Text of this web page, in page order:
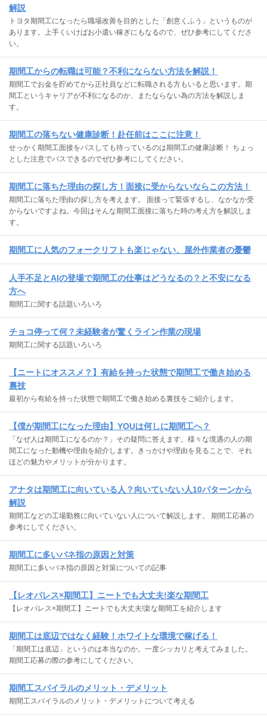
解説
トヨタ期間工になったら職場改善を目的とした「創意くふう」というものが
あります。上手くいけばお小遣い稼ぎにもなるので、ぜひ参考にしてくださ
い。
期間工からの転職は可能？不利にならない方法を解説！
期間工でお金を貯めてから正社員などに転職される方もいると思います。期
間工というキャリアが不利になるのか、またならない為の方法を解説しま
す。
期間工の落ちない健康診断！赴任前はここに注意！
せっかく期間工面接をパスしても待っているのは期間工の健康診断！ ちょっ
とした注意でパスできるのでぜひ参考にしてください。
期間工に落ちた理由の探し方！面接に受からないならこの方法！
期間工に落ちた理由の探し方を考えます。 面接って緊張するし、なかなか受
からないですよね。今回はそんな期間工面接に落ちた時の考え方を解説しま
す。
期間工に人気のフォークリフトも楽じゃない、屋外作業者の憂鬱
人手不足とAIの登場で期間工の仕事はどうなるの？と不安になる
方へ
期間工に関する話題いろいろ
チョコ停って何？未経験者が驚くライン作業の現場
期間工に関する話題いろいろ
【ニートにオススメ？】有給を持った状態で期間工で働き始める
裏技
最初から有給を持った状態で期間工で働き始める裏技をご紹介します。
【僕が期間工になった理由】YOUは何しに期間工へ？
「なぜ人は期間工になるのか？」その疑問に答えます。様々な境遇の人の期
間工になった動機や理由を紹介します。きっかけや理由を見ることで、それ
ほどの魅力やメリットが分かります。
アナタは期間工に向いている人？向いていない人10パターンから
解説
期間工などの工場勤務に向いていない人について解説します。 期間工応募の
参考にしてください。
期間工に多いバネ指の原因と対策
期間工に多いバネ指の原因と対策についての記事
【レオパレス×期間工】ニートでも大丈夫!楽な期間工
【レオパレス×期間工】ニートでも大丈夫!楽な期間工を紹介します
期間工は底辺ではなく経験！ホワイトな環境で稼げる！
「期間工は底辺」というのは本当なのか。一度シッカリと考えてみました。
期間工応募の際の参考にしてください。
期間工スパイラルのメリット・デメリット
期間工スパイラルのメリット・デメリットについて考える